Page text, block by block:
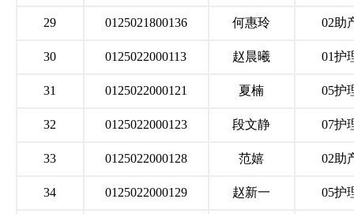
29 0125021800136 何惠玲 02助
30 0125022000113 赵晨曦 01护
31 0125022000121 夏楠 05护
32 0125022000123 段文静 07护
33 0125022000128 范嬉 02助
34 0125022000129 赵新一 05护